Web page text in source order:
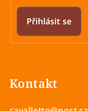
Přihlásit se
Kontakt